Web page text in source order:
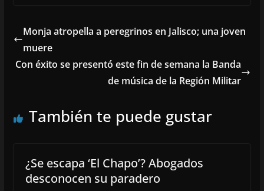
Monja atropella a peregrinos en Jalisco; una joven
muere
Con éxito se presentó este fin de semana la Banda
de música de la Región Militar
También te puede gustar
¿Se escapa ‘El Chapo’? Abogados
desconocen su paradero